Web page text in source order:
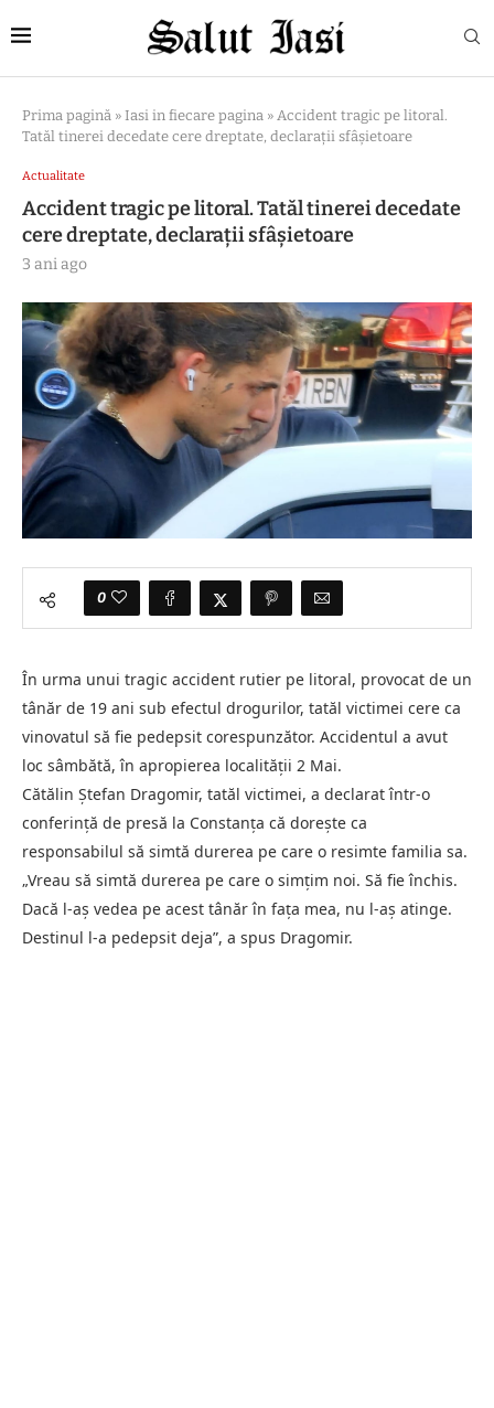
Prima pagină » Iasi in fiecare pagina » Accident tragic pe litoral.
Tatăl tinerei decedate cere dreptate, declarații sfâșietoare
Actualitate
Accident tragic pe litoral. Tatăl tinerei decedate
cere dreptate, declarații sfâșietoare
3 ani ago
0
În urma unui tragic accident rutier pe litoral, provocat de un
tânăr de 19 ani sub efectul drogurilor, tatăl victimei cere ca
vinovatul să fie pedepsit corespunzător. Accidentul a avut
loc sâmbătă, în apropierea localității 2 Mai.
Cătălin Ștefan Dragomir, tatăl victimei, a declarat într-o
conferință de presă la Constanța că dorește ca
responsabilul să simtă durerea pe care o resimte familia sa.
„Vreau să simtă durerea pe care o simțim noi. Să fie închis.
Dacă l-aș vedea pe acest tânăr în fața mea, nu l-aș atinge.
Destinul l-a pedepsit deja”, a spus Dragomir.